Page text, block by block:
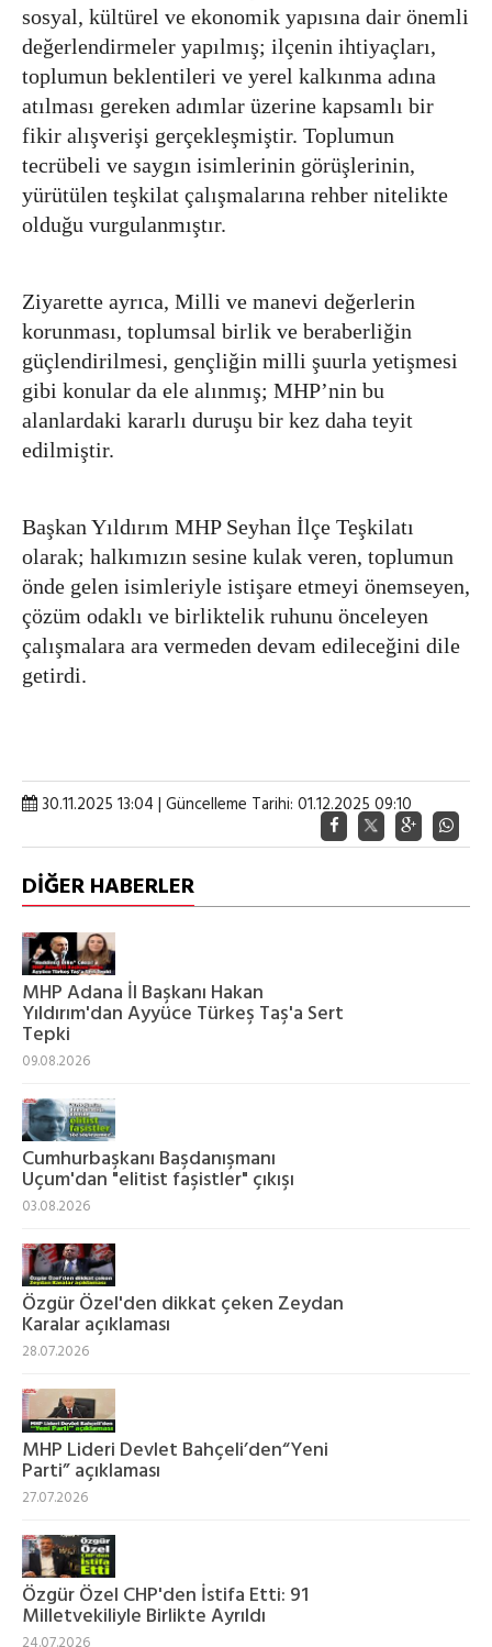
sosyal, kültürel ve ekonomik yapısına dair önemli
değerlendirmeler yapılmış; ilçenin ihtiyaçları,
toplumun beklentileri ve yerel kalkınma adına
atılması gereken adımlar üzerine kapsamlı bir
fikir alışverişi gerçekleşmiştir. Toplumun
tecrübeli ve saygın isimlerinin görüşlerinin,
yürütülen teşkilat çalışmalarına rehber nitelikte
olduğu vurgulanmıştır.
Ziyarette ayrıca, Milli ve manevi değerlerin
korunması, toplumsal birlik ve beraberliğin
güçlendirilmesi, gençliğin milli şuurla yetişmesi
gibi konular da ele alınmış; MHP’nin bu
alanlardaki kararlı duruşu bir kez daha teyit
edilmiştir.
Başkan Yıldırım MHP Seyhan İlçe Teşkilatı
olarak; halkımızın sesine kulak veren, toplumun
önde gelen isimleriyle istişare etmeyi önemseyen,
çözüm odaklı ve birliktelik ruhunu önceleyen
çalışmalara ara vermeden devam edileceğini dile
getirdi.
30.11.2025 13:04 | Güncelleme Tarihi: 01.12.2025 09:10
DİĞER HABERLER
MHP Adana İl Başkanı Hakan
Yıldırım'dan Ayyüce Türkeş Taş'a Sert
Tepki
09.08.2026
Cumhurbaşkanı Başdanışmanı
Uçum'dan "elitist faşistler" çıkışı
03.08.2026
Özgür Özel'den dikkat çeken Zeydan
Karalar açıklaması
28.07.2026
MHP Lideri Devlet Bahçeli’den“Yeni
Parti” açıklaması
27.07.2026
Özgür Özel CHP'den İstifa Etti: 91
Milletvekiliyle Birlikte Ayrıldı